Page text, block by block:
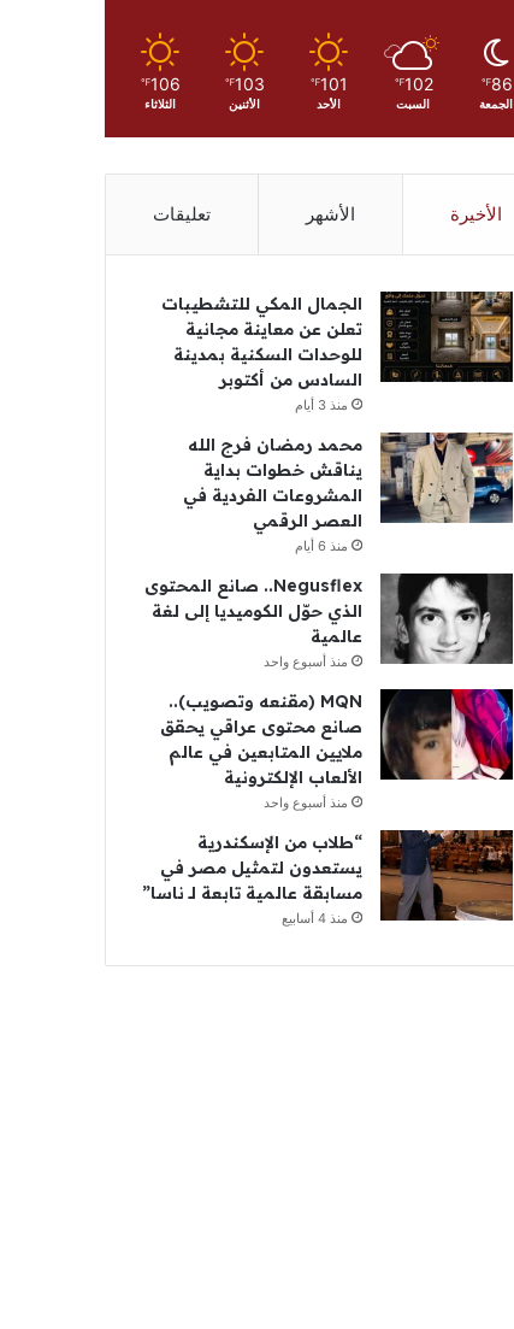
86
℉
الجمعة
102
℉
السبت
101
℉
الأحد
103
℉
الأثنين
106
℉
الثلاثاء
الأخيرة الأشهر تعليقات
الجمال المكي للتشطيبات
تعلن عن معاينة مجانية
للوحدات السكنية بمدينة
السادس من أكتوبر
منذ 3 أيام
محمد رمضان فرج الله
يناقش خطوات بداية
المشروعات الفردية في
العصر الرقمي
منذ 6 أيام
Negusflex.. صانع المحتوى
الذي حوّل الكوميديا إلى لغة
عالمية
منذ أسبوع واحد
MQN (مقنعه وتصويب)..
صانع محتوى عراقي يحقق
ملايين المتابعين في عالم
الألعاب الإلكترونية
منذ أسبوع واحد
“طلاب من الإسكندرية
يستعدون لتمثيل مصر في
مسابقة عالمية تابعة لـ ناسا”
منذ 4 أسابيع